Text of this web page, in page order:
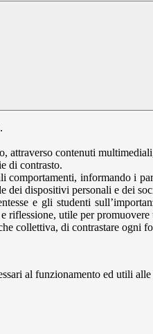
contenuti
di contrasto.
informando i
dispositivi personali e dei
e gli studenti
utile per
collettiva, di contrastare ogni
al funzionamento ed utili